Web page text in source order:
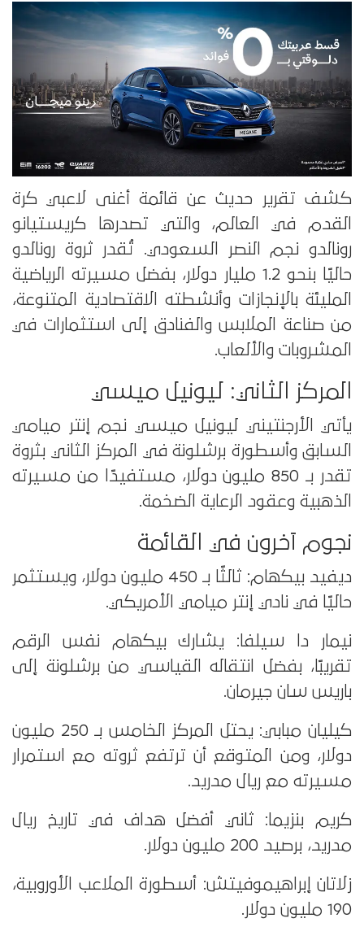
كشف تقرير حديث عن قائمة أغنى لاعبي كرة
القدم في العالم، والتي تصدرها كريستيانو
رونالدو نجم النصر السعودي. تُقدر ثروة رونالدو
حاليًا بنحو 1.2 مليار دولار، بفضل مسيرته الرياضية
المليئة بالإنجازات وأنشطته الاقتصادية المتنوعة،
من صناعة الملابس والفنادق إلى استثمارات في
المشروبات والألعاب.
المركز الثاني: ليونيل ميسي
يأتي الأرجنتيني ليونيل ميسي نجم إنتر ميامي
السابق وأسطورة برشلونة في المركز الثاني بثروة
تقدر بـ 850 مليون دولار، مستفيدًا من مسيرته
الذهبية وعقود الرعاية الضخمة.
نجوم آخرون في القائمة
ديفيد بيكهام: ثالثًا بـ 450 مليون دولار، ويستثمر
حاليًا في نادي إنتر ميامي الأمريكي.
نيمار دا سيلفا: يشارك بيكهام نفس الرقم
تقريبًا، بفضل انتقاله القياسي من برشلونة إلى
باريس سان جيرمان.
كيليان مبابي: يحتل المركز الخامس بـ 250 مليون
دولار، ومن المتوقع أن ترتفع ثروته مع استمرار
مسيرته مع ريال مدريد.
كريم بنزيما: ثاني أفضل هداف في تاريخ ريال
مدريد، برصيد 200 مليون دولار.
زلاتان إبراهيموفيتش: أسطورة الملاعب الأوروبية،
190 مليون دولار.